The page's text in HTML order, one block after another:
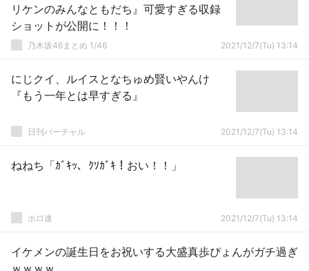
リケンのみんなともだち』可愛すぎる収録
ショットが公開に！！！
乃木坂46まとめ 1/46 2021/12/7(Tu) 13:14
にじクイ、ルイスとなちゅめ賢いやんけ
『もう一年とは早すぎる』
日刊バーチャル 2021/12/7(Tu) 13:14
ねねち「ｶﾞｷｯ、ｸｿｶﾞｷ！おい！！」
ホロ速 2021/12/7(Tu) 13:14
イケメンの誕生日をお祝いする大盛真歩ぴょんがガチ過ぎ
ｗｗｗｗ